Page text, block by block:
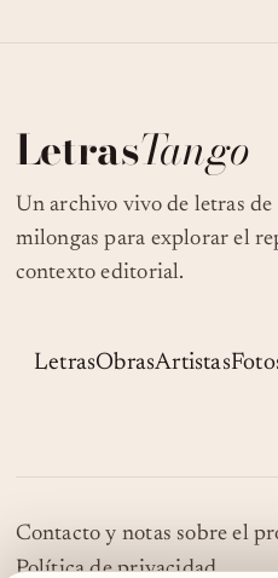
LetrasTango
Un archivo vivo de letras
milongas para explorar el
contexto editorial.
LetrasObrasArtistas
Contacto y notas sobre el
Política de privacidad